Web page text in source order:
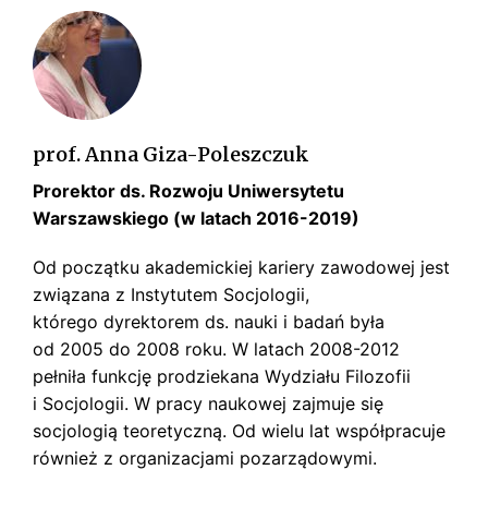
s
k
prof. Anna Giza-Poleszczuk
Prorektor ds. Rozwoju Uniwersytetu
Warszawskiego (w latach 2016-2019)
Od początku akademickiej kariery zawodowej jest
związana z Instytutem Socjologii,
którego dyrektorem ds. nauki i badań była
od 2005 do 2008 roku. W latach 2008-2012
pełniła funkcję prodziekana Wydziału Filozofii
i Socjologii. W pracy naukowej zajmuje się
socjologią teoretyczną. Od wielu lat współpracuje
również z organizacjami pozarządowymi.